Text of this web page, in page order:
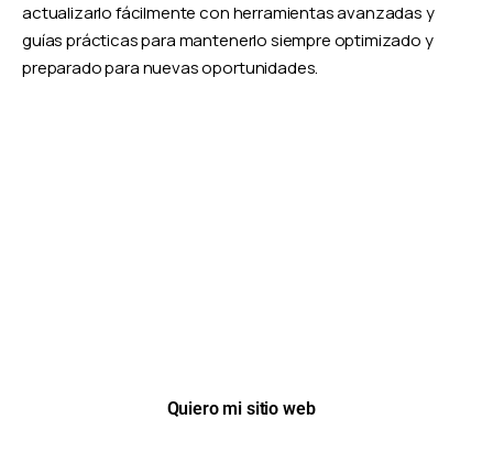
actualizarlo fácilmente con herramientas avanzadas y
guías prácticas para mantenerlo siempre optimizado y
preparado para nuevas oportunidades.
Quiero mi sitio web